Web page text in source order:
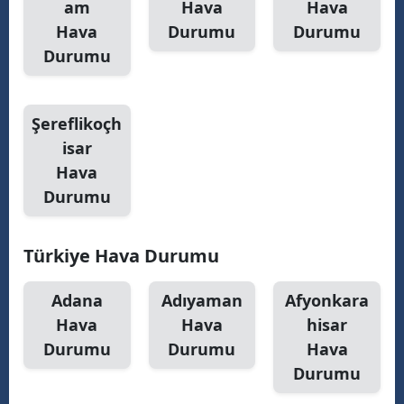
am
Hava
Durumu
Hava
Durumu
Hava
Durumu
Şereflikoçh
isar
Hava
Durumu
Türkiye Hava Durumu
Adana
Hava
Durumu
Adıyaman
Hava
Durumu
Afyonkara
hisar
Hava
Durumu